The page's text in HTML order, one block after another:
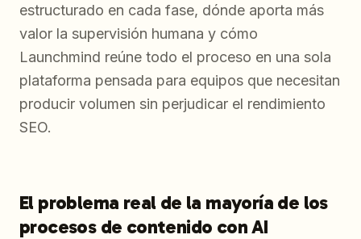
estructurado en cada fase, dónde aporta más
valor la supervisión humana y cómo
Launchmind reúne todo el proceso en una sola
plataforma pensada para equipos que necesitan
producir volumen sin perjudicar el rendimiento
SEO.
El problema real de la mayoría de los
procesos de contenido con AI